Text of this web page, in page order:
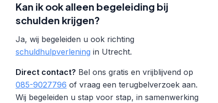
Kan ik ook alleen begeleiding bij
schulden krijgen?
Ja, wij begeleiden u ook richting
schuldhulpverlening in Utrecht.
Direct contact? Bel ons gratis en vrijblijvend op
085-9027796 of vraag een terugbelverzoek aan.
Wij begeleiden u stap voor stap, in samenwerking